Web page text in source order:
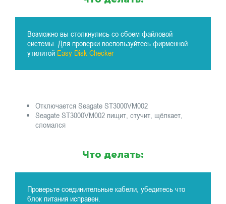
Возможно вы столкнулись со сбоем файловой
системы. Для проверки воспользуйтесь фирменной
утилитой Easy Disk Checker
Отключается Seagate ST3000VM002
Seagate ST3000VM002 пищит, стучит, щёлкает,
сломался
Что делать:
Проверьте соединительные кабели, убедитесь что
блок питания исправен.